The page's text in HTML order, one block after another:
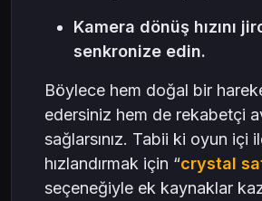
Kamera dönüş hızını
senkronize edin.
Böylece hem doğal bir
edersiniz hem de rekabetçi
sağlarsınız. Tabii ki oyun içi
hızlandırmak için “crystal
seçeneğiyle ek kaynaklar